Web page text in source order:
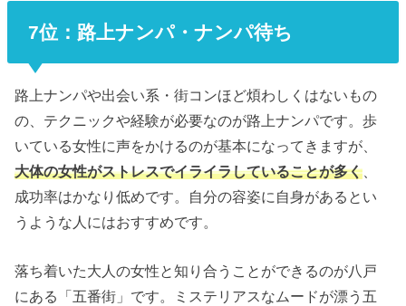
7位：路上ナンパ・ナンパ待ち
路上ナンパや出会い系・街コンほど煩わしくはないもの
の、テクニックや経験が必要なのが路上ナンパです。歩
いている女性に声をかけるのが基本になってきますが、
大体の女性がストレスでイライラしていることが多く
成功率はかなり低めです。自分の容姿に自身があるとい
うような人にはおすすめです。
落ち着いた大人の女性と知り合うことができるのが八戸
にある「五番街」です。ミステリアスなムードが漂う五